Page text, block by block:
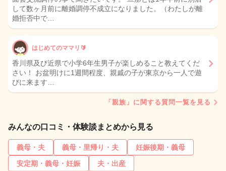
して数ヶ月前に離婚調停不成立になりました。（わたしが離
婚拒否中で…
はじめてのママリ🔰
香川県及び近県で小学6年生男子が楽しめること教えてくだ
さい！ お盆明けに1週間程度、親戚の子が東京から一人で遊
びに来ます…
「親族」に関する質問一覧を見る
みんなの口コミ・体験談まとめから見る
義母・夫 義母・里帰り・夫
妊娠後期・義母
安定期・義母・妊娠
夫・出産